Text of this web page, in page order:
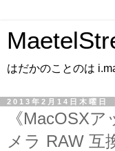
はだかのことのは
2013年2月14日木曜日
《MacOSX
メラ RAW 互